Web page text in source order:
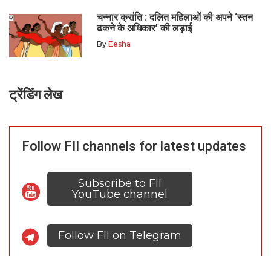
चन्नार क्रांति : दलित महिलाओं की अपने ‘स्तन
ढकने के अधिकार’ की लड़ाई
By Eesha
ट्रेंडिंग लेख
Follow FII channels for latest updates
Subscribe to FII
YouTube channel
Follow FII on Telegram